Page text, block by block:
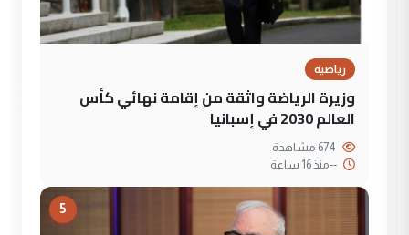
رياضية
وزيرة الرياضة واثقة من إقامة نهائي كأس
العالم 2030 في إسبانيا
--منذ 16 ساعة
5